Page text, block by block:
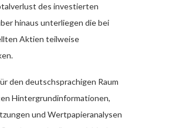
des investierten
hinaus unterliegen die bei
Aktien teilweise
den deutschsprachigen Raum
Hintergrundinformationen,
und Wertpapieranalysen